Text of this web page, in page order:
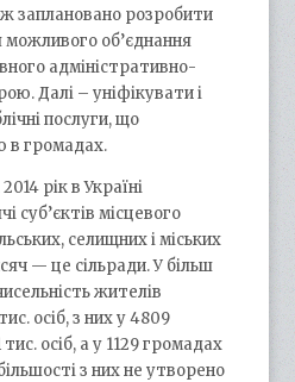
заплановано розробити
можливого об’єднання
адміністративно-
Далі – уніфікувати і
послуги, що
в громадах.
рік в Україні
суб’єктів місцевого
селищних і міських
— це сільради. У більш
жителів
осіб, з них у 4809
осіб, а у 1129 громадах
з них не утворено